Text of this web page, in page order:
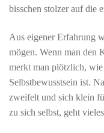
bisschen stolzer auf die
Aus eigener Erfahrung
mögen. Wenn man den
merkt man plötzlich, wie
Selbstbewusstsein ist.
zweifelt und sich klein
zu sich selbst, geht